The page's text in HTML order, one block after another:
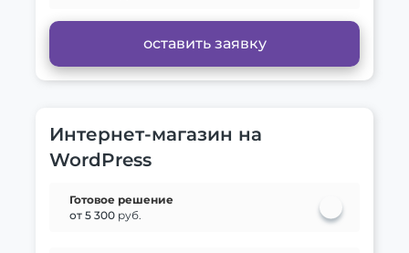
оставить заявку
Интернет-магазин на
WordPress
Готовое решение
от 5 300 руб.